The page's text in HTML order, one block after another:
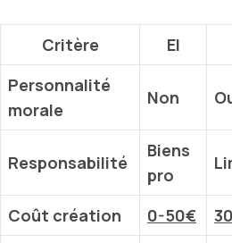
Critère EI
Personnalité
morale
Non
Responsabilité
Biens
pro
Coût création 0-50€